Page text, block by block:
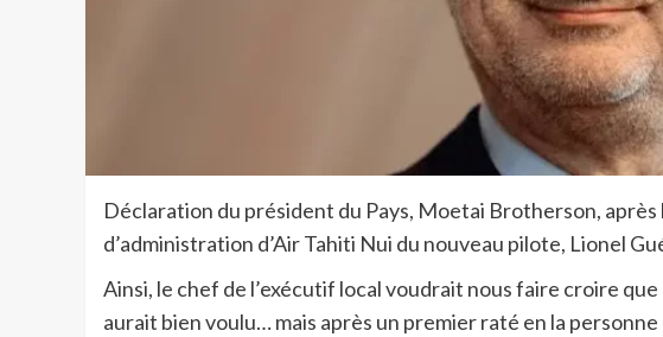
Déclaration du président du Pays, Moetai Brotherson,
d’administration d’Air Tahiti Nui du nouveau pilote, Lionel
Ainsi, le chef de l’exécutif local voudrait nous faire croire
aurait bien voulu… mais après un premier raté en la